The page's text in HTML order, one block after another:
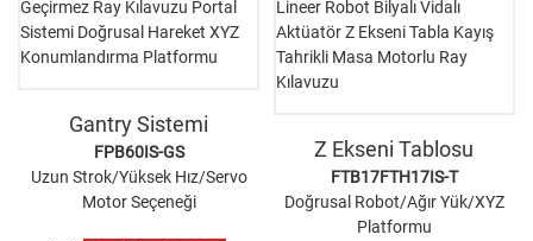
Gantry Sistemi
FPB60IS-GS
Uzun Strok/Yüksek Hız/Servo
Motor Seçeneği
Z Ekseni Tablosu
FTB17FTH17IS-T
Doğrusal Robot/Ağır Yük/XYZ
Platformu